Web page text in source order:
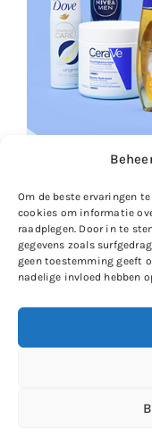
Om de beste ervaringen
cookies om informatie
raadplegen. Door in te
gegevens zoals
geen toestemming geeft
nadelige invloed hebben